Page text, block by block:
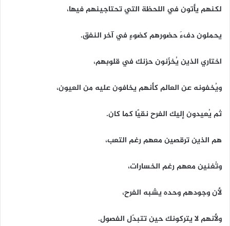
لكنهم يأتون في اللحظة التي تحتاجينهم فيها،
يحملون دفءَ حضورهم كضوءٍ في آخر النفق.
اختاري الذين يُخزّنون حزنك في قلوبهم،
ويُخفونه عن العالم كأنهم يخافون عليه من العيون،
ثم يُعيدون إليك الفرح نقيًا كما كان.
هم الذين ترقصين معهم رغم التعب،
وتُغنين معهم رغم الخسارات،
لأن وجودهم وحده يشبه الفرح،
ولأنهم لا يتركونك حين تتبدّل الفصول.